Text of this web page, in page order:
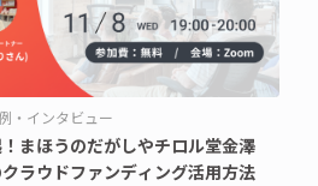
・インタビュー
まほうのだがしやチロル堂金澤
ラウドファンディング活用方法